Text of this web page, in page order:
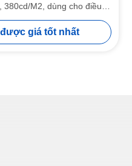
380cd/M2, dùng cho điều
công nghiệp
được giá tốt nhất